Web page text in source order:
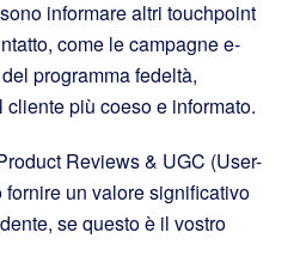
informare altri touchpoint
come le campagne e-
programma fedeltà,
più coeso e informato.
Reviews & UGC (User-
un valore significativo
se questo è il vostro